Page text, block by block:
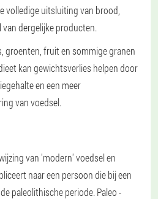
volledige uitsluiting van brood,
van dergelijke producten.
groenten, fruit en sommige granen
kan gewichtsverlies helpen door
en een meer
van voedsel.
van 'modern' voedsel en
naar een persoon die bij een
paleolithische periode. Paleo -